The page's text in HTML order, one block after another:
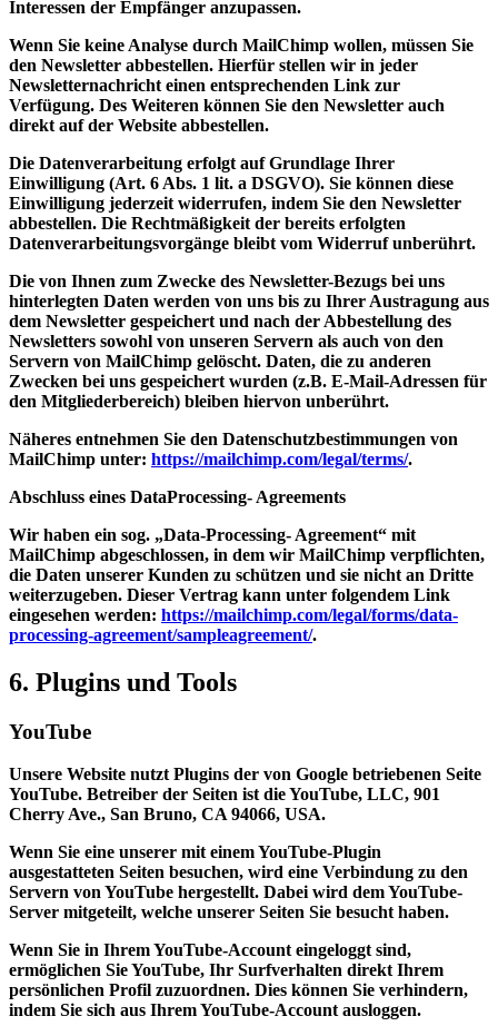
Interessen der Empfänger anzupassen.
Wenn Sie keine Analyse durch MailChimp wollen, müssen Sie
den Newsletter abbestellen. Hierfür stellen wir in jeder
Newsletternachricht einen entsprechenden Link zur
Verfügung. Des Weiteren können Sie den Newsletter auch
direkt auf der Website abbestellen.
Die Datenverarbeitung erfolgt auf Grundlage Ihrer
Einwilligung (Art. 6 Abs. 1 lit. a DSGVO). Sie können diese
Einwilligung jederzeit widerrufen, indem Sie den Newsletter
abbestellen. Die Rechtmäßigkeit der bereits erfolgten
Datenverarbeitungsvorgänge bleibt vom Widerruf unberührt.
Die von Ihnen zum Zwecke des Newsletter-Bezugs bei uns
hinterlegten Daten werden von uns bis zu Ihrer Austragung aus
dem Newsletter gespeichert und nach der Abbestellung des
Newsletters sowohl von unseren Servern als auch von den
Servern von MailChimp gelöscht. Daten, die zu anderen
Zwecken bei uns gespeichert wurden (z.B. E-Mail-Adressen für
den Mitgliederbereich) bleiben hiervon unberührt.
Näheres entnehmen Sie den Datenschutzbestimmungen von
MailChimp unter: https://mailchimp.com/legal/terms/.
Abschluss eines DataProcessing- Agreements
Wir haben ein sog. „Data-Processing- Agreement“ mit
MailChimp abgeschlossen, in dem wir MailChimp verpflichten,
die Daten unserer Kunden zu schützen und sie nicht an Dritte
weiterzugeben. Dieser Vertrag kann unter folgendem Link
eingesehen werden: https://mailchimp.com/legal/forms/data-
processing-agreement/sampleagreement/.
6. Plugins und Tools
YouTube
Unsere Website nutzt Plugins der von Google betriebenen Seite
YouTube. Betreiber der Seiten ist die YouTube, LLC, 901
Cherry Ave., San Bruno, CA 94066, USA.
Wenn Sie eine unserer mit einem YouTube-Plugin
ausgestatteten Seiten besuchen, wird eine Verbindung zu den
Servern von YouTube hergestellt. Dabei wird dem YouTube-
Server mitgeteilt, welche unserer Seiten Sie besucht haben.
Wenn Sie in Ihrem YouTube-Account eingeloggt sind,
ermöglichen Sie YouTube, Ihr Surfverhalten direkt Ihrem
persönlichen Profil zuzuordnen. Dies können Sie verhindern,
indem Sie sich aus Ihrem YouTube-Account ausloggen.